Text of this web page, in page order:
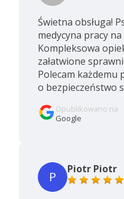
Świetna obsługa!
medycyna pracy
Kompleksowa
załatwione
Polecam każdemu
o bezpieczeństwo
Opublikowano na
Google
P Piotr Piotr